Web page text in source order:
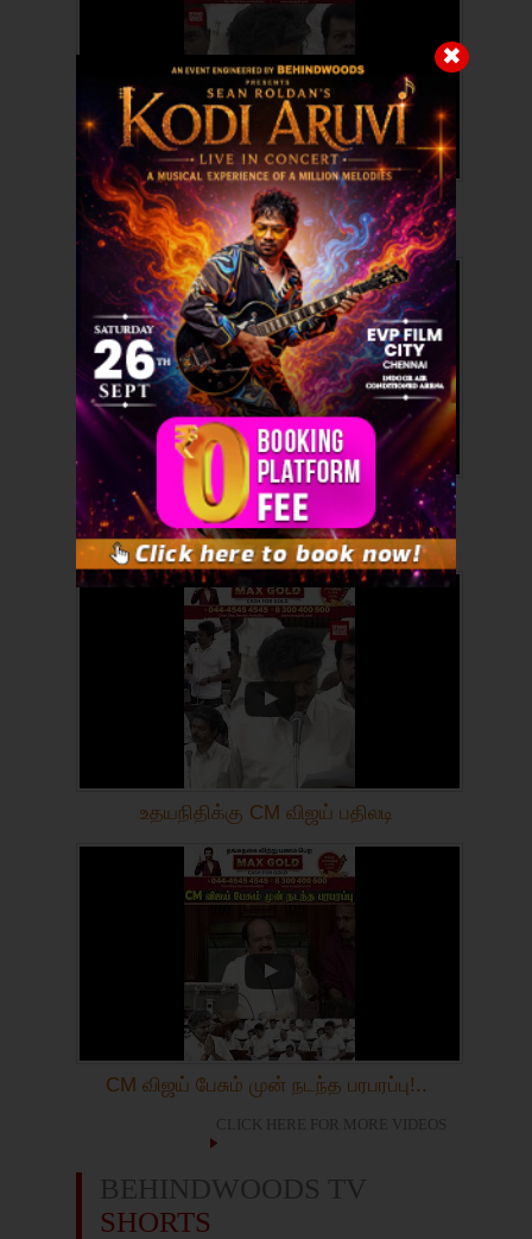
உதயநிதி எழுப்பிய கேள்விக்கு CM விஜய்
கொடுத்த பதில்!..
CM விஜய் உதயநிதி இடையே காரசார
விவாதம்!..
உதயநிதிக்கு CM விஜய் பதிலடி
CM விஜய் பேசும் முன் நடந்த பரபரப்பு!..
CLICK HERE FOR MORE VIDEOS
BEHINDWOODS TV
SHORTS